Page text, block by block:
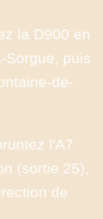
la D900 en
Sorgue, puis
de-
l'A7
(sortie 25),
de